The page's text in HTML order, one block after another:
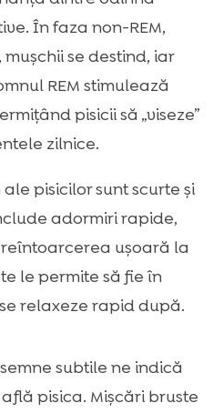
În faza non-REM,
se destind, iar
REM stimulează
pisicii să „viseze”
zilnice.
pisicilor sunt scurte și
adormiri rapide,
ușoară la
le permite să fie în
relaxeze rapid după.
subtile ne indică
pisica. Mișcări bruste